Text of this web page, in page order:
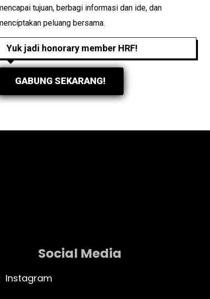
tujuan, berbagi informasi dan ide, dan
peluang bersama.
Yuk jadi honorary member HRF!
GABUNG SEKARANG!
Social Media
Instagram